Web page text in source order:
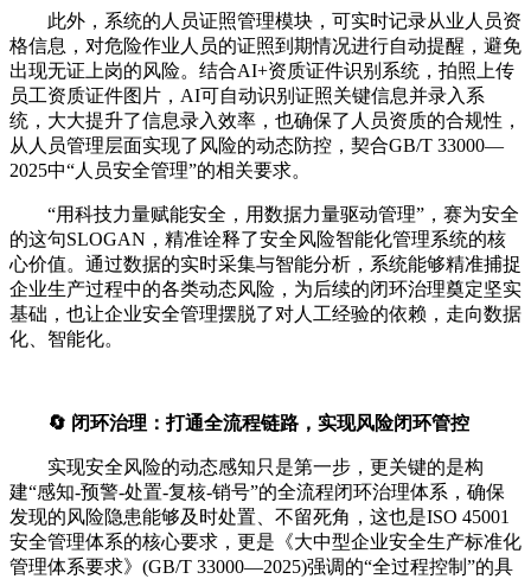
此外，系统的人员证照管理模块，可实时记录从业人员资
格信息，对危险作业人员的证照到期情况进行自动提醒，避免
出现无证上岗的风险。结合AI+资质证件识别系统，拍照上传
员工资质证件图片，AI可自动识别证照关键信息并录入系
统，大大提升了信息录入效率，也确保了人员资质的合规性，
从人员管理层面实现了风险的动态防控，契合GB/T 33000—
2025中“人员安全管理”的相关要求。
“用科技力量赋能安全，用数据力量驱动管理”，赛为安全
的这句SLOGAN，精准诠释了安全风险智能化管理系统的核
心价值。通过数据的实时采集与智能分析，系统能够精准捕捉
企业生产过程中的各类动态风险，为后续的闭环治理奠定坚实
基础，也让企业安全管理摆脱了对人工经验的依赖，走向数据
化、智能化。
🔄 闭环治理：打通全流程链路，实现风险闭环管控
实现安全风险的动态感知只是第一步，更关键的是构
建“感知-预警-处置-复核-销号”的全流程闭环治理体系，确保
发现的风险隐患能够及时处置、不留死角，这也是ISO 45001
安全管理体系的核心要求，更是《大中型企业安全生产标准化
管理体系要求》(GB/T 33000—2025)强调的“全过程控制”的具